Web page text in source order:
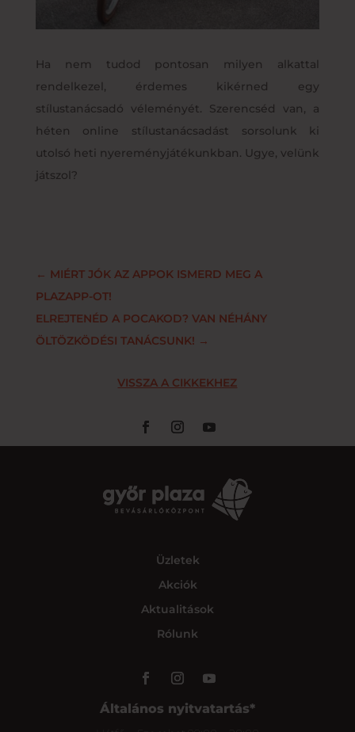
Ha nem tudod pontosan milyen alkattal
rendelkezel, érdemes kikérned egy
stílustanácsadó véleményét. Szerencséd van, a
héten online stílustanácsadást sorsolunk ki
utolsó heti nyereményjátékunkban. Ugye, velünk
játszol?
← MIÉRT JÓK AZ APPOK ISMERD MEG A
PLAZAPP-OT!
ELREJTENÉD A POCAKOD? VAN NÉHÁNY
ÖLTÖZKÖDÉSI TANÁCSUNK! →
VISSZA A CIKKEKHEZ
Üzletek
Akciók
Aktualitások
Rólunk
Általános nyitvatartás*